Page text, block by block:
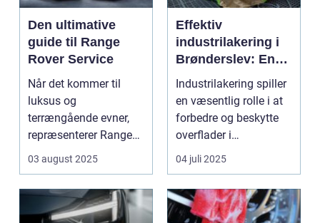
Den ultimative
guide til Range
Rover Service
Når det kommer til
luksus og
terrængående evner,
repræsenterer Range
03 august 2025
Effektiv
industrilakering i
Brønderslev: En
dybdegående
Industrilakering spiller
en væsentlig rolle i at
forbedre og beskytte
overflader i
forskellige...
04 juli 2025